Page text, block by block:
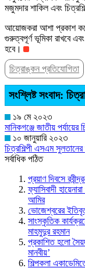
মজুমদার শাকিল এবং
আয়োজকরা আশা প্রকাশ
গুরুত্বপূর্ণ ভূমিকা রাখবে
হবে।
চিত্রাঙ্কন প্রতিযোগিতা
সংশ্লিষ্ট সংবাদ:
১৯ মে ২০২৩
মানিকগঞ্জে জাতীয়
১০ জানুয়ারি ২০২৩
চিত্রশিল্পী এসএম সুলতানের
সর্বাধিক পঠিত
প্রয়াণ দিবসে
ফ্যাসিবাদী
আমির
ভোজেশ্বরের
সাংস্কৃতিক
মাহমুদুর রহমান
প্রকাশিত হলো
মানবীয়’
শিল্পকলা